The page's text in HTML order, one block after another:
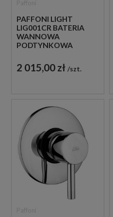
PAFFONI LIGHT
LIG001CR BATERIA
WANNOWA
PODTYNKOWA
CHROM
2 015,00 zł szt.